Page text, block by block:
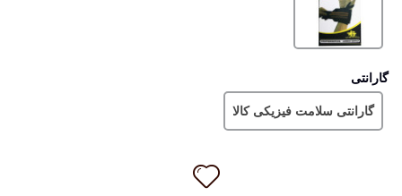
گارانتی
گارانتی سلامت فیزیکی کالا